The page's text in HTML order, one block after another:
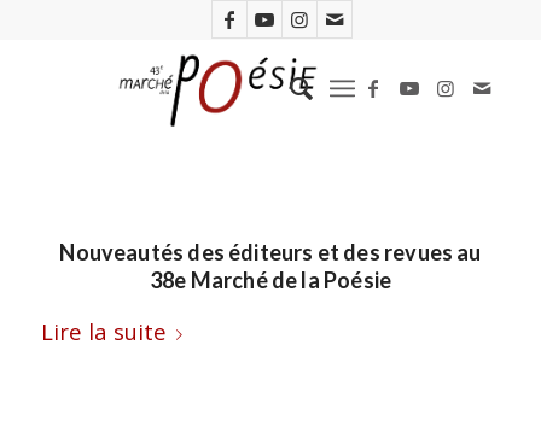
Nouveautés des éditeurs et des revues au
38e Marché de la Poésie
Lire la suite